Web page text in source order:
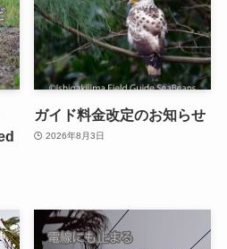
ガイド料金改定のお知らせ
2026年8月3日